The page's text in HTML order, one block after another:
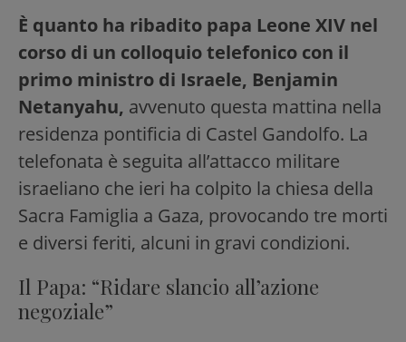
È quanto ha ribadito papa Leone XIV nel
corso di un colloquio telefonico con il
primo ministro di Israele, Benjamin
Netanyahu, avvenuto questa mattina nella
residenza pontificia di Castel Gandolfo. La
telefonata è seguita all’attacco militare
israeliano che ieri ha colpito la chiesa della
Sacra Famiglia a Gaza, provocando tre morti
e diversi feriti, alcuni in gravi condizioni.
Il Papa: “Ridare slancio all’azione
negoziale”